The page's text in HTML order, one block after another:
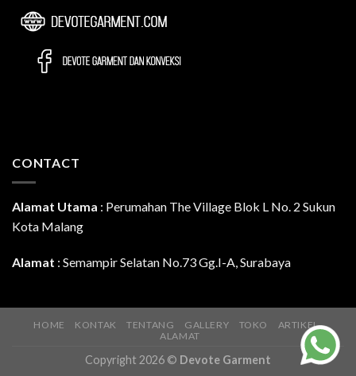
CONTACT
Alamat Utama : Perumahan The Village Blok L No. 2 Sukun
Kota Malang
Alamat : Semampir Selatan No.73 Gg.I-A, Surabaya
HOME KONTAK TENTANG GALLERY TOKO
ARTIKEL
ALAMAT
Copyright 2026 © Devote Garment